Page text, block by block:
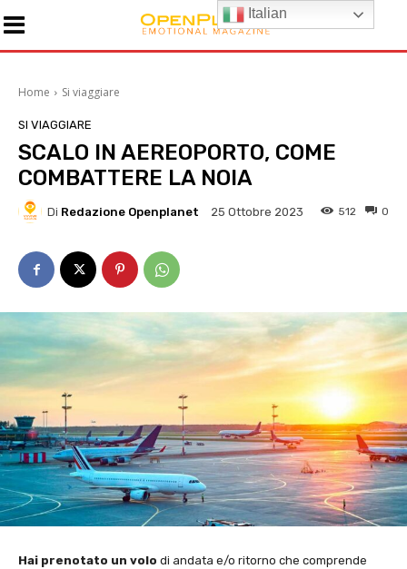
Home Si viaggiare
SI VIAGGIARE
SCALO IN AEREOPORTO, COME
COMBATTERE LA NOIA
Di Redazione Openplanet 25 Ottobre 2023 0
512
Hai prenotato un volo di andata e/o ritorno che comprende
Italian